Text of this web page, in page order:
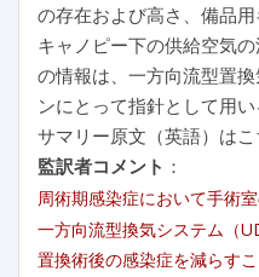
の存在および高さ、備品
キャノピー下の供給空気
の情報は、一方向流型置
ンにとって指針として用い
サマリー原文（英語）はこ
監訳者コメント ：
周術期感染症において手術
一方向流型換気システム（
置換術後の感染症を減らす